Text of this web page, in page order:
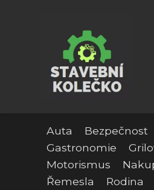
Auta Bezpečnost
Gastronomie
Motorismus
Řemesla
Rodina